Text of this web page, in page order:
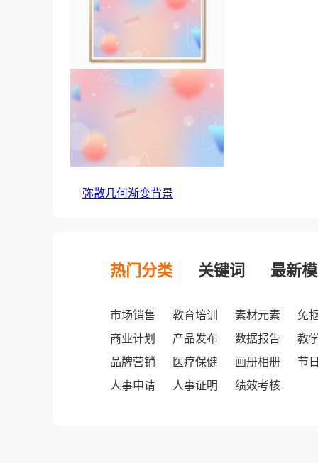
弥散几何渐变背景
热门分类 关键词 最新
市场销售 教育培训 素材元素
免
商业计划
产品发布 数据报告
教
品牌营销
医疗保健 画册相册
节
人事申请
人事证明 绩效考核